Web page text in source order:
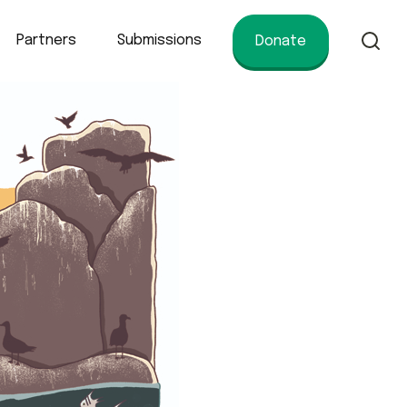
conservation.
Partners Submissions Donate